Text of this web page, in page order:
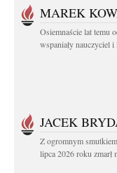
MAREK
Osiemnaście lat temu
wspaniały nauczyciel
JACEK
Z ogromnym
lipca 2026 roku zmarł